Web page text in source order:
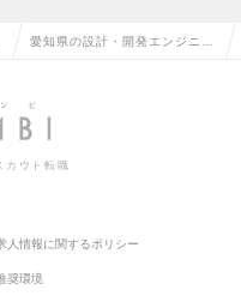
愛知県の設計・開発エンジニア
動車）の転職・求人情報一覧
カウト転職
人情報に関するポリシー
奨環境